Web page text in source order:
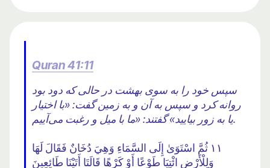
Quran 41:11
سپس خود را به سوی بهشت ​​در حالی که دود بود
روانه کرد و سپس به آن و به زمین گفت: «با اختیار
یا به زور بیایید» گفتند: «ما با میل و رغبت می‌آییم.
١١ ثُمَّ اسْتَوَىٰ إِلَى السَّمَاءِ وَهِيَ دُخَانٌ فَقَالَ لَهَا
وَلِلْأَرْضِ ائْتِيَا طَوْعًا أَوْ كَرْهًا قَالَتَا أَتَيْنَا طَائِعِينَ